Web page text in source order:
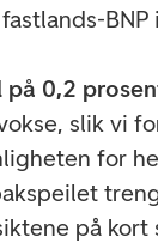
BNP
0,2
slik vi
for
på kort